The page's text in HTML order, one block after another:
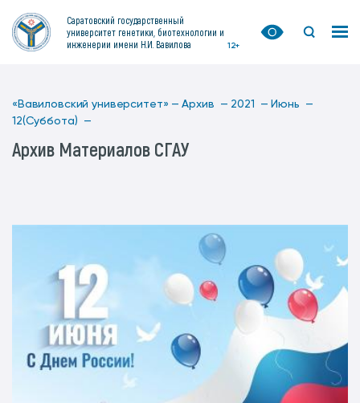
Саратовский государственный
университет генетики, биотехнологии и
инженерии имени Н.И. Вавилова
12+
«Вавиловский университет» — Архив — 2021 — Июнь —
12(Суббота) —
Архив Материалов СГАУ